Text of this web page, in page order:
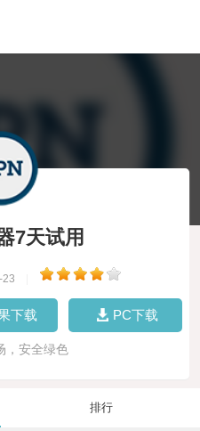
7天试用
23
下载 PC下载
，安全绿色
排行